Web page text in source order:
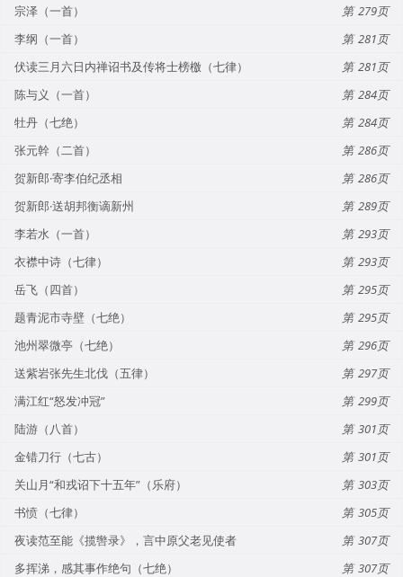
宗泽（一首）
279
李纲（一首）
281
伏读三月六日内禅诏书及传将士榜檄（七律）
281
陈与义（一首）
284
牡丹（七绝）
284
张元幹（二首）
286
贺新郎·寄李伯纪丞相
286
贺新郎·送胡邦衡谪新州
289
李若水（一首）
293
衣襟中诗（七律）
293
岳飞（四首）
295
题青泥市寺壁（七绝）
295
池州翠微亭（七绝）
296
送紫岩张先生北伐（五律）
297
满江红“怒发冲冠”
299
陆游（八首）
301
金错刀行（七古）
301
关山月“和戎诏下十五年”（乐府）
303
书愤（七律）
305
夜读范至能《揽辔录》，言中原父老见使者
307
多挥涕，感其事作绝句（七绝）
307